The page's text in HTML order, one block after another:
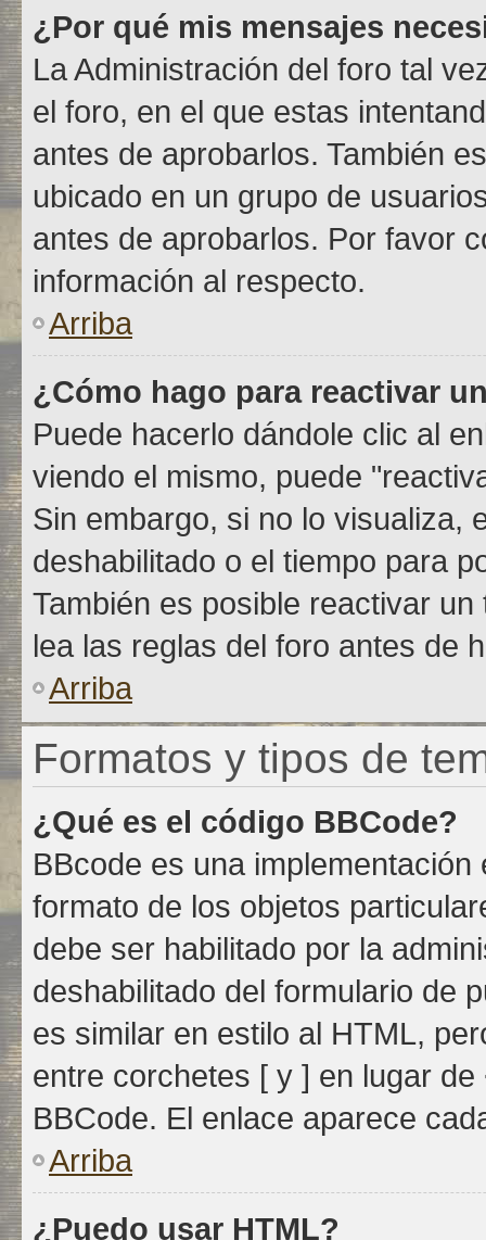
¿Por qué mis mensajes
La Administración del foro tal
el foro, en el que estas
antes de aprobarlos. También
ubicado en un grupo de
antes de aprobarlos. Por favor
información al respecto.
Arriba
¿Cómo hago para reactivar
Puede hacerlo dándole clic al
viendo el mismo, puede
Sin embargo, si no lo visualiza,
deshabilitado o el tiempo para
También es posible reactivar
lea las reglas del foro antes de
Arriba
Formatos y tipos de
¿Qué es el código BBCode?
BBcode es una
formato de los objetos
debe ser habilitado por la
deshabilitado del formulario de
es similar en estilo al HTML,
entre corchetes [ y ] en lugar
BBCode. El enlace aparece
Arriba
¿Puedo usar HTML?